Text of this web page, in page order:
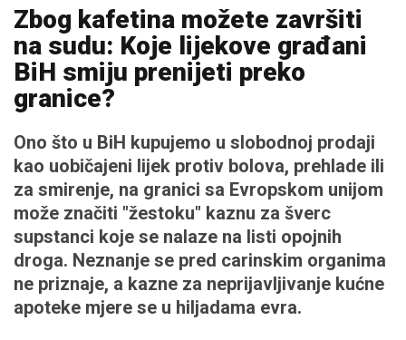
Zbog kafetina možete završiti
na sudu: Koje lijekove građani
BiH smiju prenijeti preko
granice?
Ono što u BiH kupujemo u slobodnoj prodaji
kao uobičajeni lijek protiv bolova, prehlade ili
za smirenje, na granici sa Evropskom unijom
može značiti "žestoku" kaznu za šverc
supstanci koje se nalaze na listi opojnih
droga. Neznanje se pred carinskim organima
ne priznaje, a kazne za neprijavljivanje kućne
apoteke mjere se u hiljadama evra.